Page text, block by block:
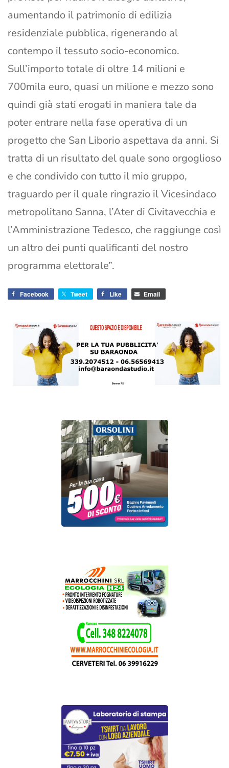
aumentando il patrimonio di edilizia
residenziale pubblica, rigenerando al
contempo il tessuto socio-economico.
Sull’importo totale di oltre 14 milioni e
700mila euro, quasi un milione e mezzo sono
quindi già stati erogati in maniera tale da
poter entrare nella fase operativa di un
progetto che San Liborio aspettava da anni. Si
tratta di un risultato del quale sono orgoglioso
e che condivido con tutto il mio gruppo,
traguardo per il quale ringrazio il Vicesindaco
metropolitano Sanna, l’Ater di Civitavecchia e
l’Amministrazione Tedesco, che raggiunge così
un altro dei punti qualificanti del nostro
programma elettorale”.
Facebook Tweet Like Email